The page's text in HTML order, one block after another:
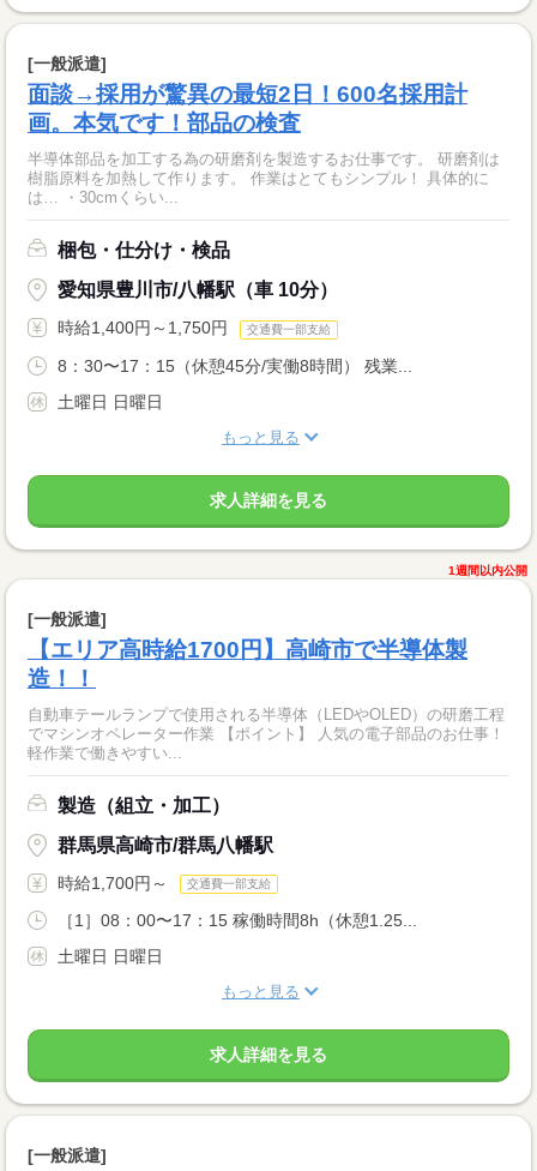
[一般派遣]
面談→採用が驚異の最短2日！600名採用計
画。本気です！部品の検査
半導体部品を加工する為の研磨剤を製造するお仕事です。 研磨剤は
樹脂原料を加熱して作ります。 作業はとてもシンプル！ 具体的に
は… ・30cmくらい...
梱包・仕分け・検品
愛知県豊川市/八幡駅（車 10分）
時給1,400円～1,750円 交通費一部支給
8：30〜17：15（休憩45分/実働8時間） 残業...
土曜日 日曜日
もっと見る
求人詳細を見る
1週間以内公開
[一般派遣]
【エリア高時給1700円】高崎市で半導体製
造！！
自動車テールランプで使用される半導体（LEDやOLED）の研磨工程
でマシンオペレーター作業 【ポイント】 人気の電子部品のお仕事！
軽作業で働きやすい...
製造（組立・加工）
群馬県高崎市/群馬八幡駅
時給1,700円～ 交通費一部支給
［1］08：00〜17：15 稼働時間8h（休憩1.25...
土曜日 日曜日
もっと見る
求人詳細を見る
[一般派遣]